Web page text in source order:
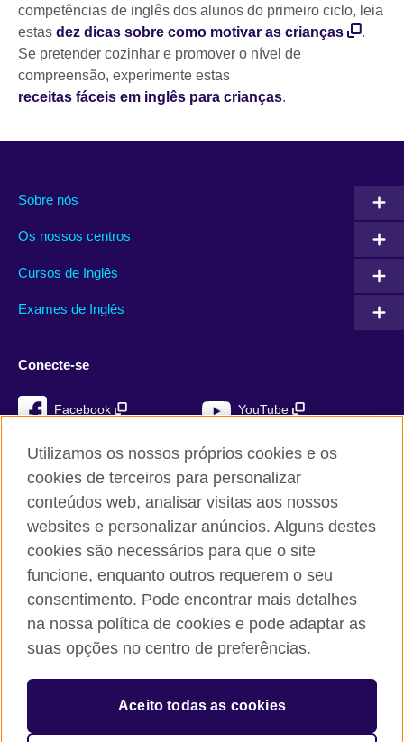
competências de inglês dos alunos do primeiro ciclo, leia
estas dez dicas sobre como motivar as crianças
.
Se pretender cozinhar e promover o nível de
compreensão, experimente estas
receitas fáceis em inglês para crianças.
Sobre nós
Os nossos centros
Cursos de Inglês
Exames de Inglês
Conecte-se
Facebook YouTube
Instagram TikTok
British Council global
Mapa do sítio
The United Kingdom’s international organisation for cultural
relations and educational opportunities. A registered charity:
Utilizamos os nossos próprios cookies e os
cookies de terceiros para personalizar
conteúdos web, analisar visitas aos nossos
websites e personalizar anúncios. Alguns destes
cookies são necessários para que o site
funcione, enquanto outros requerem o seu
consentimento. Pode encontrar mais detalhes
na nossa política de cookies e pode adaptar as
suas opções no centro de preferências.
Aceito todas as cookies